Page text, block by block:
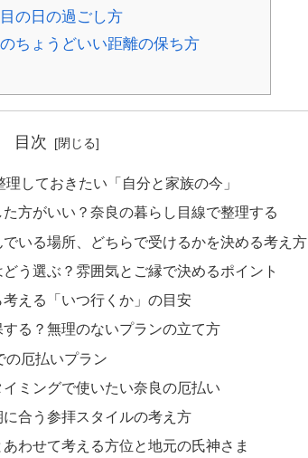
の日の過ごし方
ちょうどいい距離の保ち方
目次
しておきたい「自分と家族の今」
方がいい？奈良の暮らし目線で整理する
いる場所、どちらで受けるかを決める考え方
う選ぶ？雰囲気とご縁で決めるポイント
える「いつ行くか」の目安
る？無理のないプランの立て方
の厄払いプラン
ミングで使いたい奈良の厄払い
合う参拝スタイルの考え方
わせて考える方位と地元の氏神さま